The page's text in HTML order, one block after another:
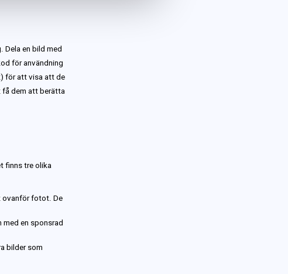
Dela en bild med
för användning
för att visa att de
få dem att berätta
finns tre olika
ovanför fotot. De
en sponsrad
bilder som